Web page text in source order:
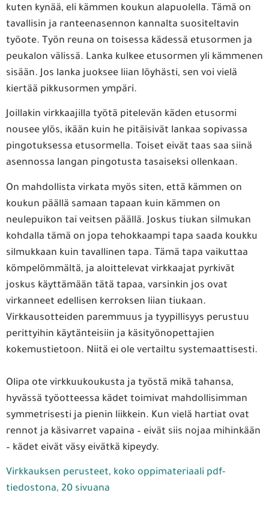
kuten kynää, eli kämmen koukun alapuolella. Tämä on
tavallisin ja ranteenasennon kannalta suositeltavin
työote. Työn reuna on toisessa kädessä etusormen ja
peukalon välissä. Lanka kulkee etusormen yli kämmenen
sisään. Jos lanka juoksee liian löyhästi, sen voi vielä
kiertää pikkusormen ympäri.
Joillakin virkkaajilla työtä pitelevän käden etusormi
nousee ylös, ikään kuin he pitäisivät lankaa sopivassa
pingotuksessa etusormella. Toiset eivät taas saa siinä
asennossa langan pingotusta tasaiseksi ollenkaan.
On mahdollista virkata myös siten, että kämmen on
koukun päällä samaan tapaan kuin kämmen on
neulepuikon tai veitsen päällä. Joskus tiukan silmukan
kohdalla tämä on jopa tehokkaampi tapa saada koukku
silmukkaan kuin tavallinen tapa. Tämä tapa vaikuttaa
kömpelömmältä, ja aloittelevat virkkaajat pyrkivät
joskus käyttämään tätä tapaa, varsinkin jos ovat
virkanneet edellisen kerroksen liian tiukaan.
Virkkausotteiden paremmuus ja tyypillisyys perustuu
perittyihin käytänteisiin ja käsityönopettajien
kokemustietoon. Niitä ei ole vertailtu systemaattisesti.
Olipa ote virkkuukoukusta ja työstä mikä tahansa,
hyvässä työotteessa kädet toimivat mahdollisimman
symmetrisesti ja pienin liikkein. Kun vielä hartiat ovat
rennot ja käsivarret vapaina – eivät siis nojaa mihinkään
– kädet eivät väsy eivätkä kipeydy.
Virkkauksen perusteet, koko oppimateriaali pdf-
tiedostona, 20 sivuana